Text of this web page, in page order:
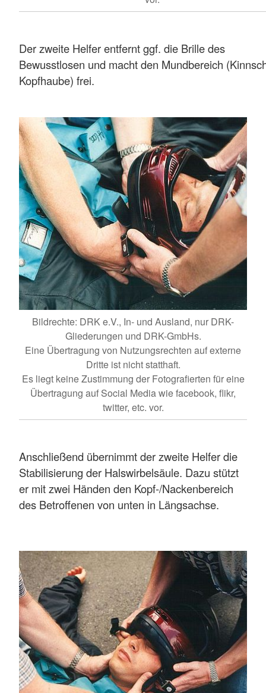
Der zweite Helfer entfernt ggf. die Brille des
Bewusstlosen und macht den Mundbereich
Kopfhaube) frei.
Bildrechte: DRK e.V., In- und Ausland, nur DRK-
Gliederungen und DRK-GmbHs.
Eine Übertragung von Nutzungsrechten auf externe
Dritte ist nicht statthaft.
Es liegt keine Zustimmung der Fotografierten für eine
Übertragung auf Social Media wie facebook, flikr,
twitter, etc. vor.
Anschließend übernimmt der zweite Helfer die
Stabilisierung der Halswirbelsäule. Dazu stützt
er mit zwei Händen den Kopf-/Nackenbereich
des Betroffenen von unten in Längsachse.